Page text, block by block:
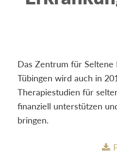
Das Zentrum für Seltene
Tübingen wird auch in
Therapiestudien für
finanziell unterstützen
bringen.